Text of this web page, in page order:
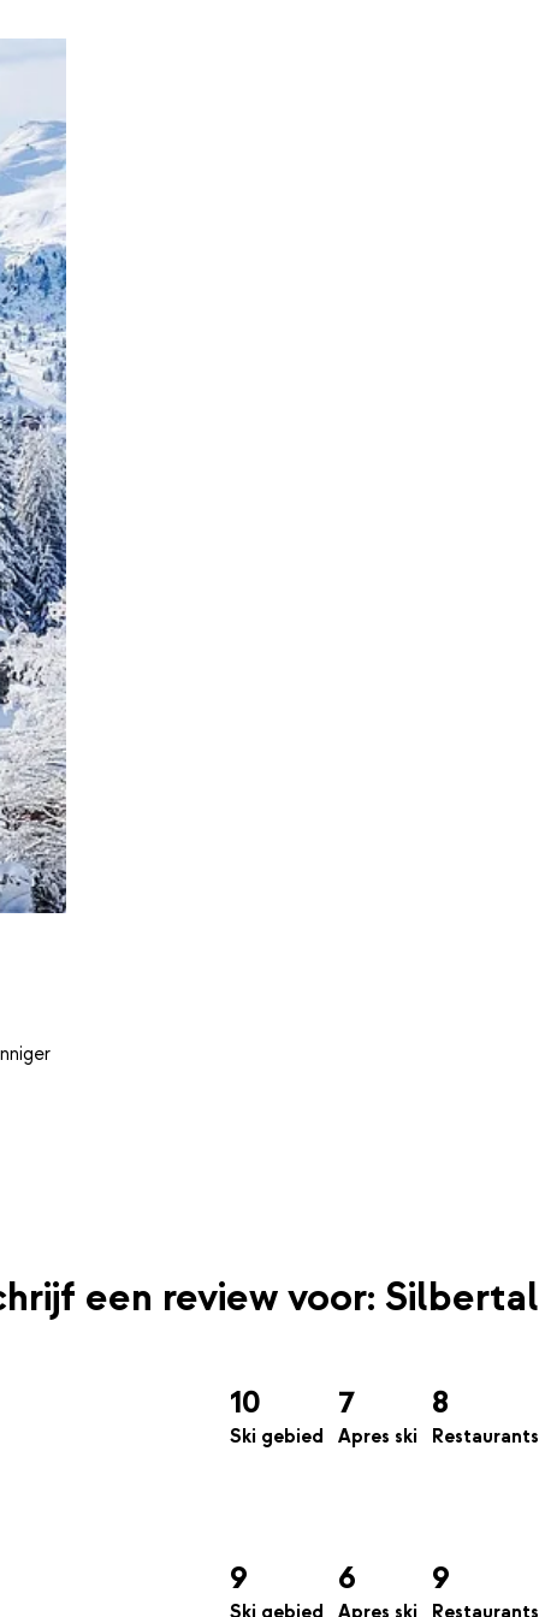
een review voor: Silbertal
10
Ski gebied
7
Apres ski
8
Restaurants
9 6 9